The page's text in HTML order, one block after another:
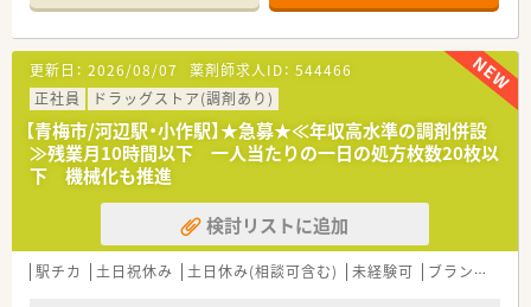
≪ライフワークバランス・福利厚生≫
◎年間休日は123日以上、有給休暇も取得しやすい環境です！
◎産休育休の取得者は多数、復帰率も90％以上です！
≪勉強会の充実・キャリアアップ≫
◎自社内に教育部を持ち、中途を含む新入社員研修を実施してい
ます。
◎講師は現場で働く方が兼任しているため、実践で役立つ知識を
身に着けることができます
◎座学だけでなく、ディスカッションなど実践形式での研修も実
施しており、インプット・アウトプットできるような環境があり
ます。
◎中途入社の方でも3か月間の研修があり、企業風土ややり方な
更新日： 2026/08/07 薬剤師求人ID： 544466
正社員
ドラッグストア(調剤あり)
【青梅市/河辺駅・小作駅】★急募★≪年収高水準の調剤併設
≫残業月10時間以下 一人当たりの一日の処方枚数20枚以
下 機械化も推進
検討リストに追加
駅チカ 土日祝休み 土日休み(相談可含む) 未経験可 ブランク可